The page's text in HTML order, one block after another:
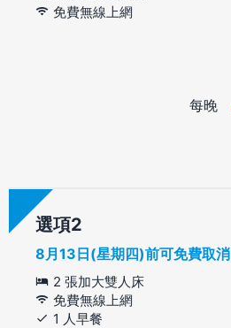
免費無線上網
每晚
選項
8月13日(星期四)前可免費取消
2 張加大雙人床
免費無線上網
1 人早餐